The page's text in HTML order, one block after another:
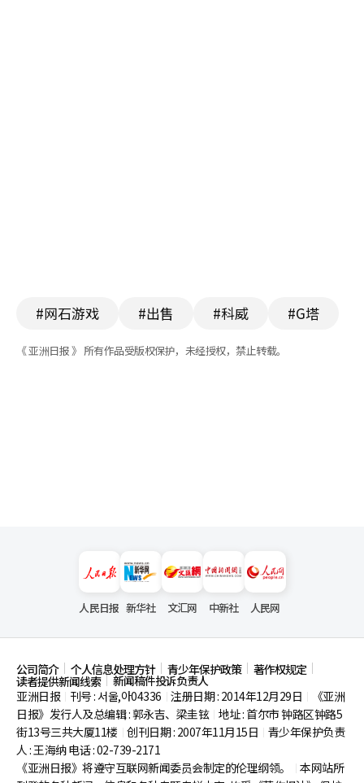
#网石游戏 #出售 #科威 #G塔
《 亚洲日报 》 所有作品受版权保护，未经授权，禁止转载。
人民日报 新华社 文汇网 中新社 人民网
公司简介 个人信息处理方针 青少年保护政策 著作权规定
读者提供新闻线索
新闻稿件投诉负责人
亚洲日报
刊号 : 서울,아04336 注册日期 : 2014年12月29日
《亚洲
日报》发行人及总编辑 : 郭永吉、梁圭铉 地址 : 首尔市钟路区钟路5
街13号三共大厦11楼 创刊日期 : 2007年11月15日
青少年保护负责
人 : 王海纳 电话 : 02-739-2171
《亚洲日报》将遵守互联网新闻委员会制定的伦理纲领。
本网站所